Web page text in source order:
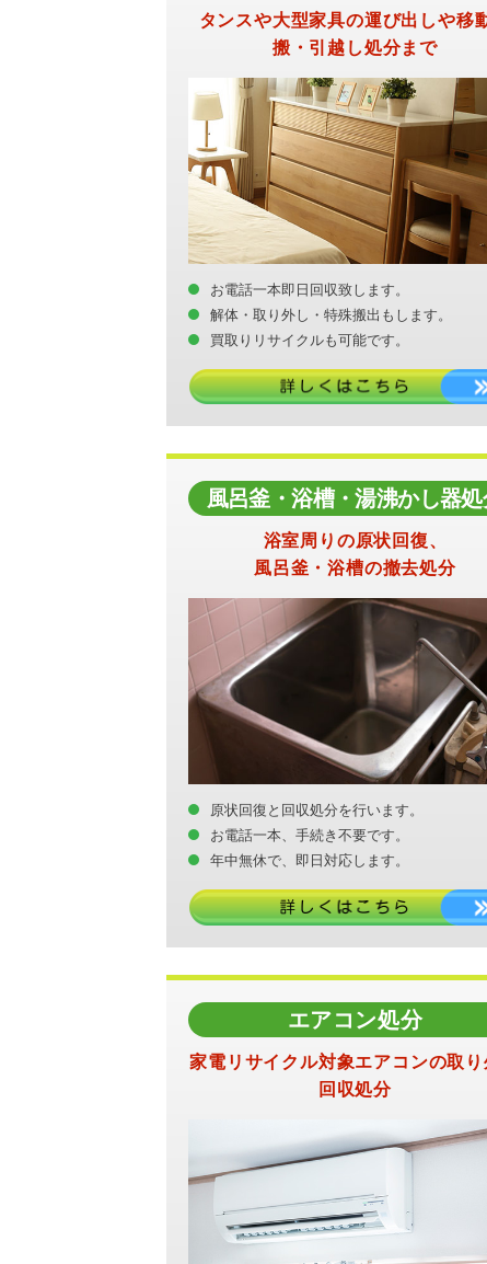
タンスや大型家具の運び出しや移
搬・引越し処分まで
お電話一本即日回収致します。
解体・取り外し・特殊搬出もします。
買取りリサイクルも可能です。
風呂釜・浴槽・湯沸かし器処
浴室周りの原状回復、
風呂釜・浴槽の撤去処分
原状回復と回収処分を行います。
お電話一本、手続き不要です。
年中無休で、即日対応します。
エアコン処分
家電リサイクル対象エアコンの取り
回収処分